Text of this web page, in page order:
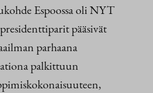
Espoossa oli NYT
pääsivät
parhaana
palkittuun